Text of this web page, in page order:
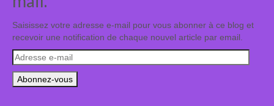
Saisissez votre adresse e-mail pour vous abonner à ce blog et
recevoir une notification de chaque nouvel article par email.
Adresse
e-
mail